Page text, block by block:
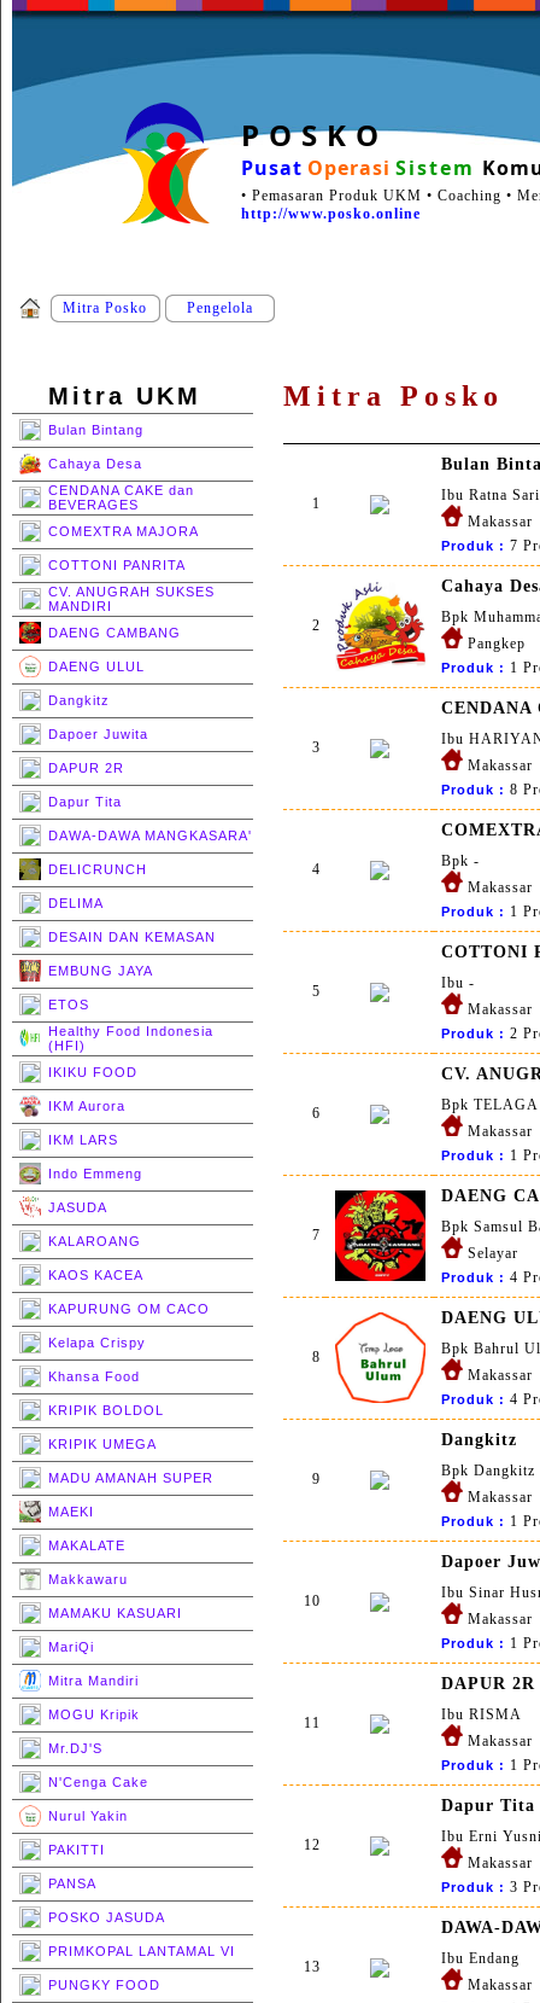
P O S K O
Pusat Operasi Sistem
• Pemasaran Produk UKM • Coaching •
http://www.posko.online
Mitra Posko Pengelola
Mitra UKM
Bulan Bintang
Cahaya Desa
CENDANA CAKE dan
BEVERAGES
COMEXTRA MAJORA
COTTONI PANRITA
CV. ANUGRAH SUKSES
MANDIRI
DAENG CAMBANG
DAENG ULUL
Dangkitz
Dapoer Juwita
DAPUR 2R
Dapur Tita
DAWA-DAWA MANGKASARA'
DELICRUNCH
DELIMA
DESAIN DAN KEMASAN
EMBUNG JAYA
ETOS
Healthy Food Indonesia
(HFI)
IKIKU FOOD
IKM Aurora
IKM LARS
Indo Emmeng
JASUDA
KALAROANG
KAOS KACEA
KAPURUNG OM CACO
Kelapa Crispy
Khansa Food
KRIPIK BOLDOL
KRIPIK UMEGA
MADU AMANAH SUPER
MAEKI
MAKALATE
Makkawaru
MAMAKU KASUARI
MariQi
Mitra Mandiri
MOGU Kripik
Mr.DJ'S
N'Cenga Cake
Nurul Yakin
PAKITTI
PANSA
POSKO JASUDA
PRIMKOPAL LANTAMAL VI
PUNGKY FOOD
Mitra Posko
1
Bulan
Ibu Ratna Sari
Makassar
Produk : 7
2
Cahaya
Bpk
Pangkep
Produk : 1
3
CENDANA
Ibu
Makassar
Produk : 8
4
Bpk -
Makassar
Produk : 1
5
COTTONI
Ibu -
Makassar
Produk : 2
6
CV.
Bpk
Makassar
Produk : 1
7
DAENG
Bpk Samsul
Selayar
Produk : 4
8
DAENG
Bpk Bahrul
Makassar
Produk : 4
9
Dangkitz
Bpk Dangkitz
Makassar
Produk : 1
10
Dapoer
Ibu Sinar
Makassar
Produk : 1
11
DAPUR 2R
Ibu RISMA
Makassar
Produk : 1
12
Dapur Tita
Ibu Erni
Makassar
Produk : 3
13
DAWA-
Ibu Endang
Makassar